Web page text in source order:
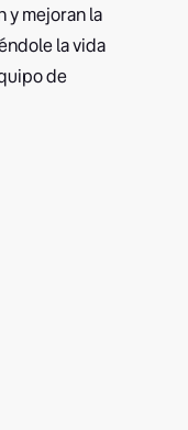
y mejoran la
la vida
de